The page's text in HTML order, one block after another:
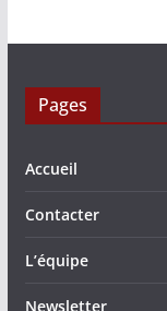
Pages
Accueil
Contacter
L’équipe
Newsletter